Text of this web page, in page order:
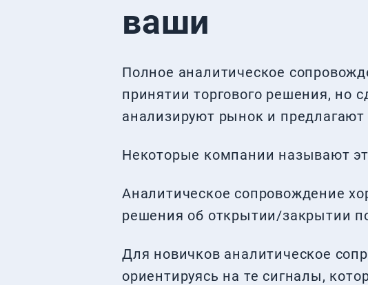
ваши
Полное аналитическое
принятии торгового решения, но
анализируют рынок и
Некоторые компании называют
Аналитическое сопровождение
решения об открытии/закрытии
Для новичков аналитическое
ориентируясь на те сигналы,